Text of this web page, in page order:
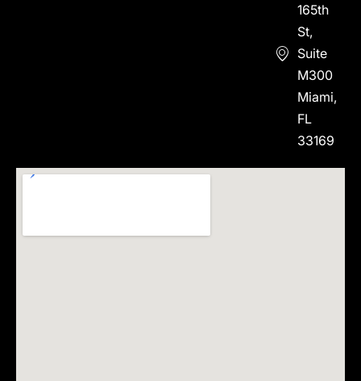
165th
St,
Suite
M300
Miami,
FL
33169